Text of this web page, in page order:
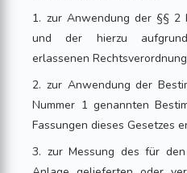
1. zur Anwendung der §§ 2
und der hierzu
erlassenen
2. zur Anwendung der
Nummer 1 genannten
Fassungen dieses Gesetzes
3. zur Messung des für